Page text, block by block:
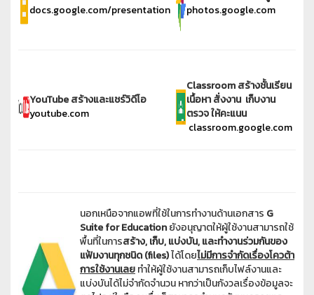
docs.google.com/presentation
photos.google.com
YouTube สร้างและแชร์วิดีโอ
youtube.com
Classroom สร้างชั้นเรียน
เนื้อหา สั่งงาน เก็บงาน
ตรวจ ให้คะแนน
classroom.google.com
นอกเหนือจากแอพที่ใช้ในการทำงานด้านเอกสาร G
Suite for Educationยังอนุญาตให้ผู้ใช้งานสามารถใช้
พื้นที่ในการสร้าง, เก็บ, แบ่งบัน, และทำงานร่วมกันของ
แฟ้มงานทุกชนิด (files)ได้โดยไม่มีการจำกัดเรื่องโควต้า
การใช้งานเลยทำให้ผู้ใช้งานสามารถเก็บไฟล์งานและ
แบ่งบันได้ไม่จำกัดจำนวน หากว่าเป็นกังวลเรื่องข้อมูลจะ